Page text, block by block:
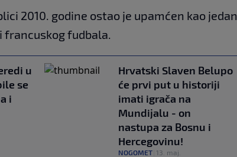
2010. godine ostao je upamćen kao jedan
fudbala.
u
se
i
Hrvatski Slaven Belupo
će prvi put u historiji
imati igrača na
Mundijalu - on
nastupa za Bosnu i
Hercegovinu!
NOGOMET 13. maj.